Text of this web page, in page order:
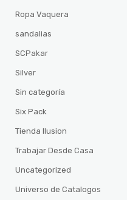
Ropa Vaquera
sandalias
SCPakar
Silver
Sin categoría
Six Pack
Tienda Ilusion
Trabajar Desde Casa
Uncategorized
Universo de Catalogos